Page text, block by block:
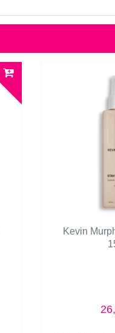
Kevin